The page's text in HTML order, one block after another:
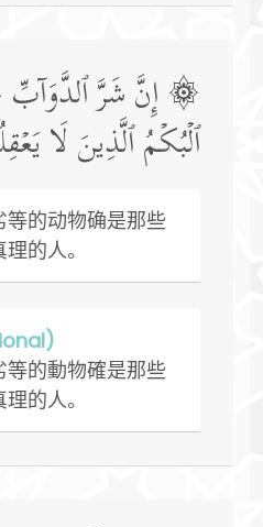
۞ إِنَّ شَرَّ ٱلدَّوَاۤبِّ
ٱلۡبُكۡمُ ٱلَّذِینَ لَا
的动物确是那些
的人。
的動物確是那些
的人。